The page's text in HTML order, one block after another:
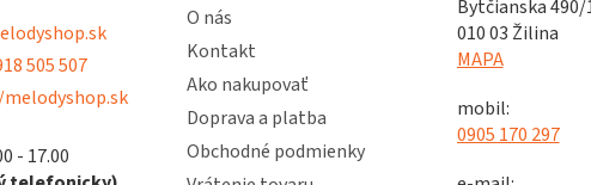
505 507
- 17.00
O nás
Kontakt
Ako nakupovať
Doprava a platba
Obchodné podmienky
Bytčianska 490/
010 03 Žilina
MAPA
mobil:
0905 170 297